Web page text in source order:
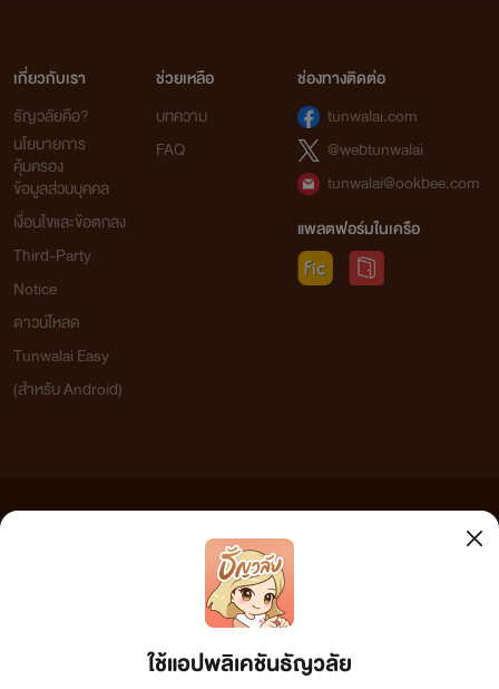
ใช้แอปพลิเคชันธัญวลัย
เกี่ยวกับเรา
ธัญวลัยคือ?
นโยบายการ
คุ้มครอง
ข้อมูลส่วนบุคคล
เงื่อนไขและข้อตกลง
Third-Party
Notice
ดาวน์โหลด
Tunwalai Easy
(สำหรับ Android)
ช่วยเหลือ
บทความ
FAQ
ช่องทางติดต่อ
tunwalai.com
@webtunwalai
tunwalai@ookbee.com
แพลตฟอร์มในเครือ
เว็บไซต์แห่งนี้ไม่ได้เห็นด้วยและไม่ขอรับผิดชอบต่อข้อความใดๆ ทั้งสิ้น ดังนั้นผู้อ่านทุกท่านโปรดใช้
วิจารณญาณในการกลั่นกรองด้วยตนเอง และหากท่านพบข้อความใดๆ ที่ขัดต่อกฎหมายและศีลธรรม
กรุณาแจ้งมาที่ tunwalai@ookbee.com เพื่อทีมงานจะได้ดำเนินการในทันที ทั้งนี้ ทางเว็บไซต์ขอสงวน
ลิขสิทธิ์ตามพระราชบัญญัติลิขสิทธิ์ (ฉบับเพิ่มเติม) พ.ศ.2558